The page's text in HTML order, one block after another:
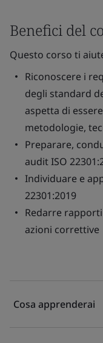
Benefici del
Questo corso ti
Riconoscere i
degli standard
aspetta di
metodologie,
Preparare,
audit ISO
Individuare e
22301:2019
Redarre
azioni correttive
Cosa apprenderai